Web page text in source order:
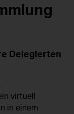
Delegierten
virtuell
in einem